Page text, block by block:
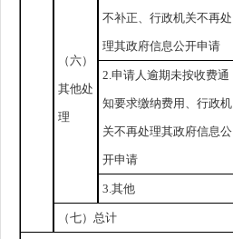
（六）
其他处
理
不补正、行政机关不再处
理其政府信息公开申请
2.申请人逾期未按收费通
知要求缴纳费用、行政机
关不再处理其政府信息公
开申请
3.其他
（七）总计